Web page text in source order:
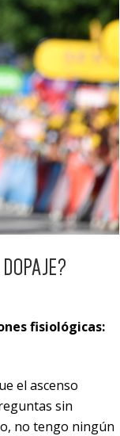
fisiológicas:
el ascenso
sin
no tengo ningún